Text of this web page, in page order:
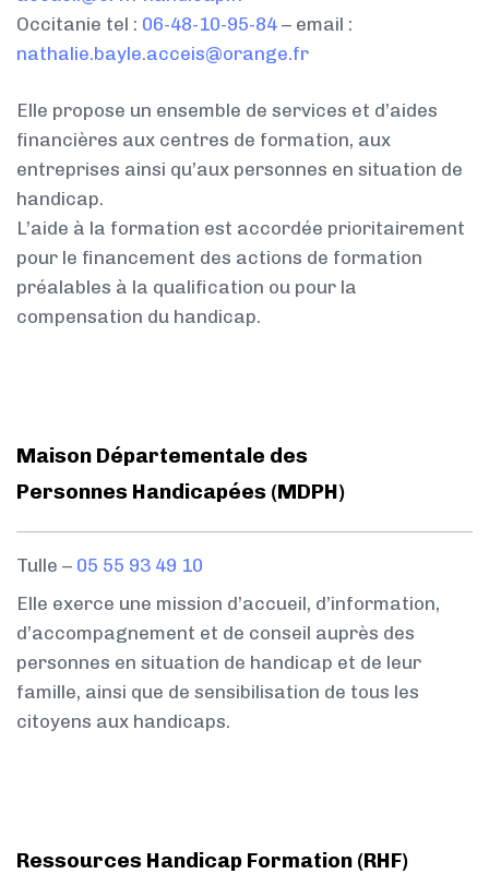
Occitanie tel : 06-48-10-95-84 – email :
nathalie.bayle.acceis@orange.fr
Elle propose un ensemble de services et d’aides
financières aux centres de formation, aux
entreprises ainsi qu’aux personnes en situation de
handicap.
L’aide à la formation est accordée prioritairement
pour le financement des actions de formation
préalables à la qualification ou pour la
compensation du handicap.
Maison Départementale des
Personnes Handicapées (MDPH)
Tulle – 05 55 93 49 10
Elle exerce une mission d’accueil, d’information,
d’accompagnement et de conseil auprès des
personnes en situation de handicap et de leur
famille, ainsi que de sensibilisation de tous les
citoyens aux handicaps.
Ressources Handicap Formation (RHF)